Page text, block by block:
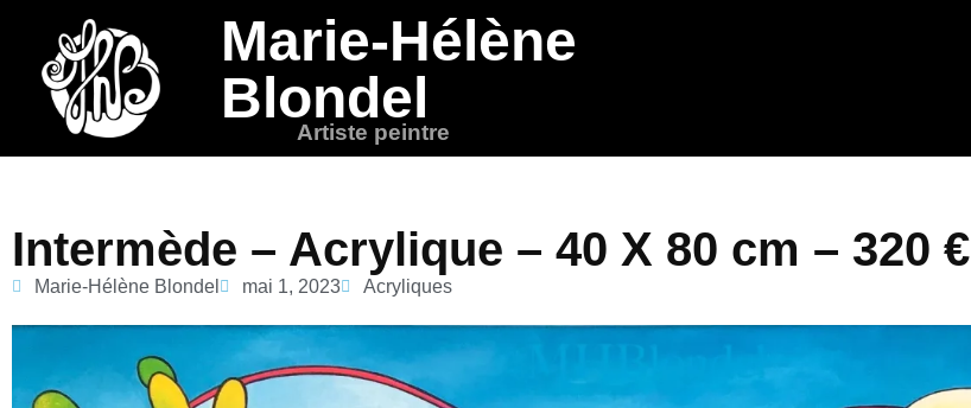
Marie-Hélène
Blondel
Artiste peintre
Intermède – Acrylique – 40 X 80 cm – 320 €
Marie-Hélène Blondel mai 1, 2023 Acryliques